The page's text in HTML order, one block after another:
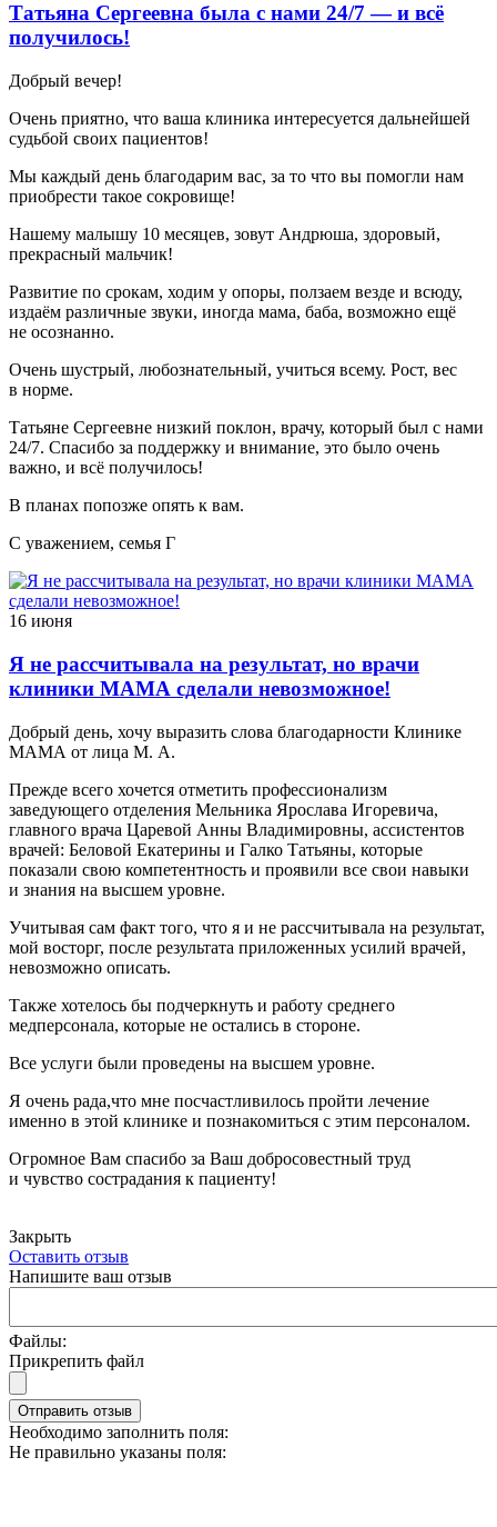
Татьяна Сергеевна была с нами 24/7 — и всё
получилось!
Добрый вечер!
Очень приятно, что ваша клиника интересуется дальнейшей
судьбой своих пациентов!
Мы каждый день благодарим вас, за то что вы помогли нам
приобрести такое сокровище!
Нашему малышу 10 месяцев, зовут Андрюша, здоровый,
прекрасный мальчик!
Развитие по срокам, ходим у опоры, ползаем везде и всюду,
издаём различные звуки, иногда мама, баба, возможно ещё
не осознанно.
Очень шустрый, любознательный, учиться всему. Рост, вес
в норме.
Татьяне Сергеевне низкий поклон, врачу, который был с нами
24/7. Спасибо за поддержку и внимание, это было очень
важно, и всё получилось!
В планах попозже опять к вам.
С уважением, семья Г
16 июня
Я не рассчитывала на результат, но врачи
клиники МАМА сделали невозможное!
Добрый день, хочу выразить слова благодарности Клинике
МАМА от лица М. А.
Прежде всего хочется отметить профессионализм
заведующего отделения Мельника Ярослава Игоревича,
главного врача Царевой Анны Владимировны, ассистентов
врачей: Беловой Екатерины и Галко Татьяны, которые
показали свою компетентность и проявили все свои навыки
и знания на высшем уровне.
Учитывая сам факт того, что я и не рассчитывала на результат,
мой восторг, после результата приложенных усилий врачей,
невозможно описать.
Также хотелось бы подчеркнуть и работу среднего
медперсонала, которые не остались в стороне.
Все услуги были проведены на высшем уровне.
Я очень рада,что мне посчастливилось пройти лечение
именно в этой клинике и познакомиться с этим персоналом.
Огромное Вам спасибо за Ваш добросовестный труд
и чувство сострадания к пациенту!
Закрыть
Оставить отзыв
Напишите ваш отзыв
Файлы:
Прикрепить файл
Отправить отзыв
Необходимо заполнить поля:
Не правильно указаны поля: